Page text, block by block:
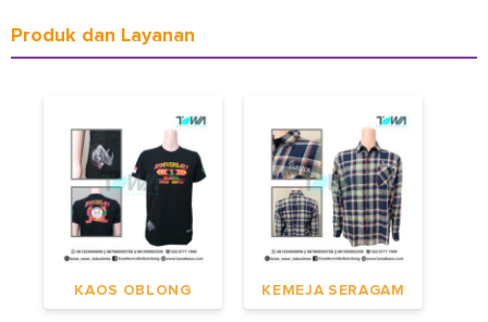
Produk dan Layanan
KAOS OBLONG KEMEJA SERAGAM